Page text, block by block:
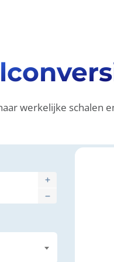
werkelijke schalen